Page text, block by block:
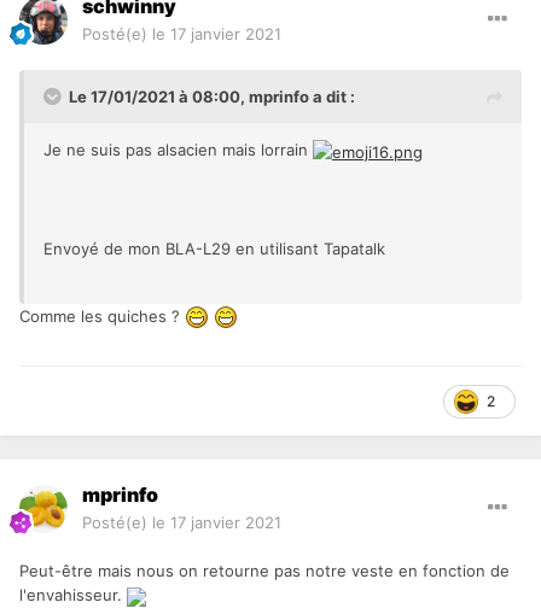
schwinny
Posté(e) le 17 janvier 2021
Le 17/01/2021 à 08:00, mprinfoa dit :
Je ne suis pas alsacien mais lorrain
Envoyé de mon BLA-L29 en utilisant Tapatalk
Comme les quiches ?
2
mprinfo
Posté(e) le 17 janvier 2021
Peut-être mais nous on retourne pas notre veste en fonction de
l'envahisseur.